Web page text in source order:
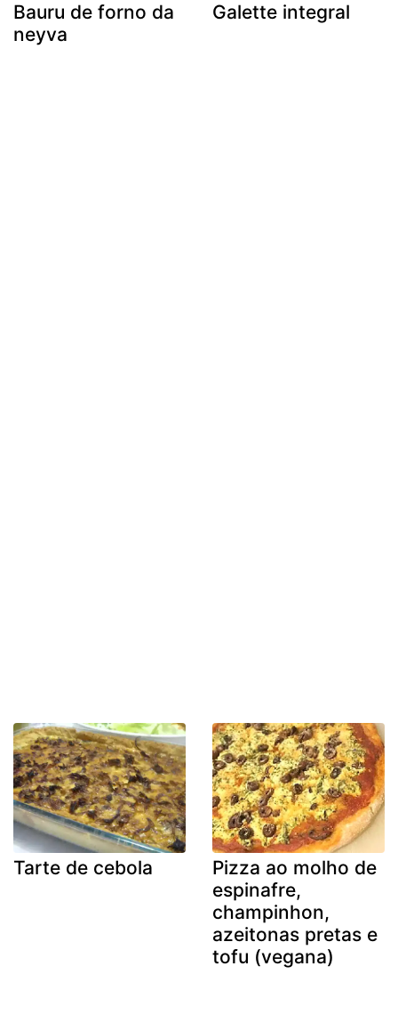
Bauru de forno da
neyva
Galette integral
Tarte de cebola
Pizza ao molho de
espinafre,
champinhon,
azeitonas pretas e
tofu (vegana)